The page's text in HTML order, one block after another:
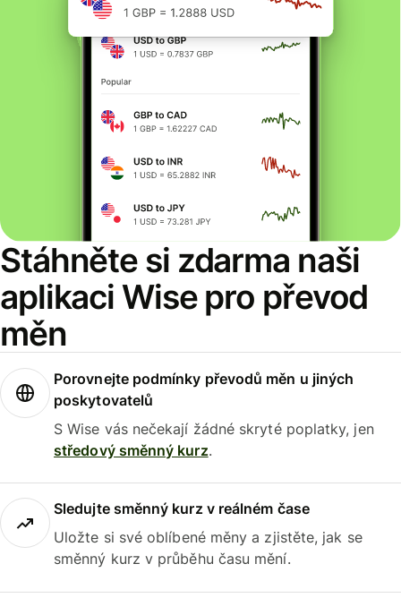
Stáhněte si zdarma naši
aplikaci Wise pro převod
měn
Porovnejte podmínky převodů měn u jiných
poskytovatelů
S Wise vás nečekají žádné skryté poplatky, jen
středový směnný kurz.
Sledujte směnný kurz v reálném čase
Uložte si své oblíbené měny a zjistěte, jak se
směnný kurz v průběhu času mění.